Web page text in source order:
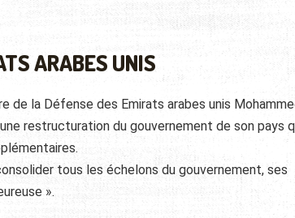
ARABES UNIS
de la Défense des Emirats arabes unis
restructuration du gouvernement de son pays
tous les échelons du gouvernement, ses
».